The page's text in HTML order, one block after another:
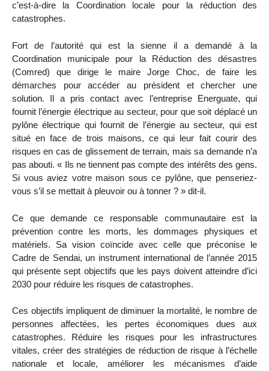
c’est-à-dire la Coordination locale pour la réduction des
catastrophes.
Fort de l’autorité qui est la sienne il a demandé à la
Coordination municipale pour la Réduction des désastres
(Comred) que dirige le maire Jorge Choc, de faire les
démarches pour accéder au président et chercher une
solution. Il a pris contact avec l’entreprise Energuate, qui
fournit l’énergie électrique au secteur, pour que soit déplacé un
pylône électrique qui fournit de l’énergie au secteur, qui est
situé en face de trois maisons, ce qui leur fait courir des
risques en cas de glissement de terrain, mais sa demande n’a
pas abouti. « Ils ne tiennent pas compte des intérêts des gens.
Si vous aviez votre maison sous ce pylône, que penseriez-
vous s’il se mettait à pleuvoir ou à tonner ? » dit-il.
Ce que demande ce responsable communautaire est la
prévention contre les morts, les dommages physiques et
matériels. Sa vision coïncide avec celle que préconise le
Cadre de Sendai, un instrument international de l’année 2015
qui présente sept objectifs que les pays doivent atteindre d’ici
2030 pour réduire les risques de catastrophes.
Ces objectifs impliquent de diminuer la mortalité, le nombre de
personnes affectées, les pertes économiques dues aux
catastrophes. Réduire les risques pour les infrastructures
vitales, créer des stratégies de réduction de risque à l’échelle
nationale et locale, améliorer les mécanismes d’aide